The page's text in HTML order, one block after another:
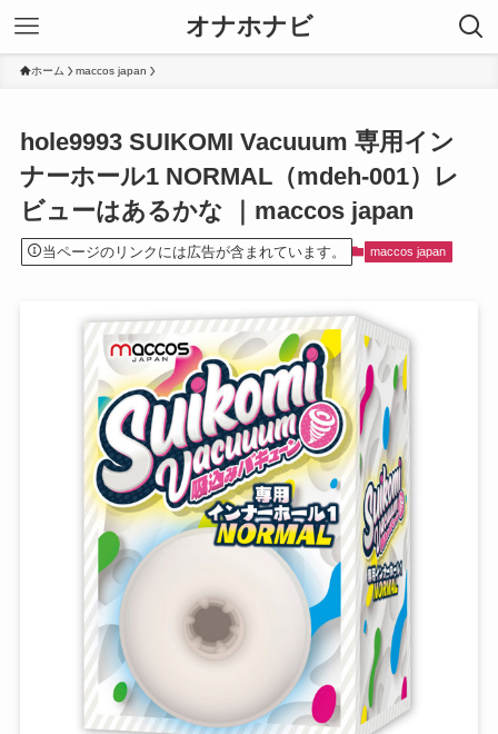
オナホナビ
ホーム maccos japan
hole9993 SUIKOMI Vacuuum 専用イン
ナーホール1 NORMAL（mdeh-001）レ
ビューはあるかな ｜maccos japan
当ページのリンクには広告が含まれています。 maccos japan